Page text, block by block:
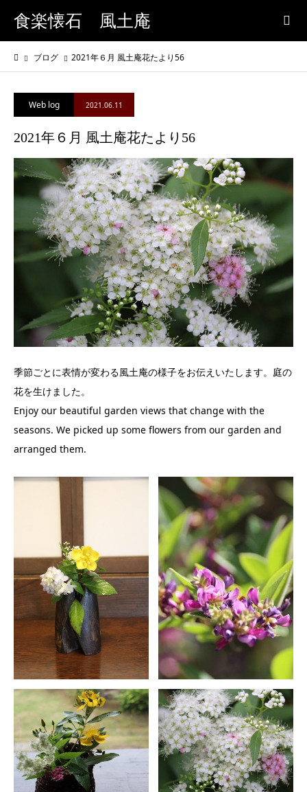
食楽懐石 風土庵
ブログ 2021年６月 風土庵花たより56
Web log 2021.06.11
2021年６月 風土庵花たより56
季節ごとに表情が変わる風土庵の様子をお伝えいたします。庭の
花を生けました。
Enjoy our beautiful garden views that change with the
seasons. We picked up some flowers from our garden and
arranged them.